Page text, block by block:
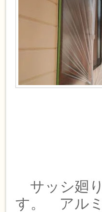
サッシ廻
す。 アルミ